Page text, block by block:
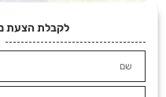
לקבלת הצעת